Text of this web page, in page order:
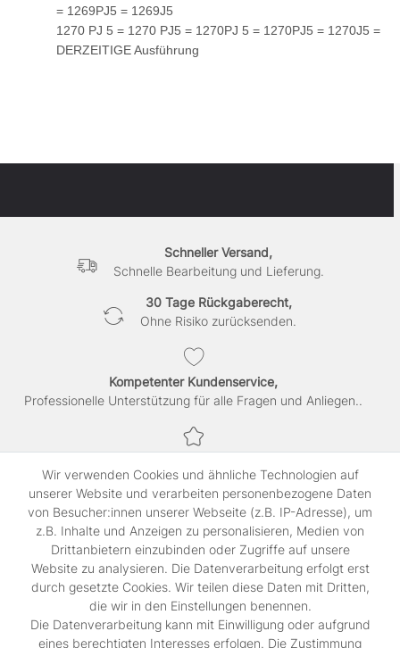
= 1269PJ5 = 1269J5
1270 PJ 5 = 1270 PJ5 = 1270PJ 5 = 1270PJ5 = 1270J5 =
DERZEITIGE Ausführung
Schneller Versand,
Schnelle Bearbeitung und Lieferung.
30 Tage Rückgaberecht,
Ohne Risiko zurücksenden.
Kompetenter Kundenservice,
Professionelle Unterstützung für alle Fragen und Anliegen..
SSL-verschlüsselte Abwicklung für maximale Sicherheit.
Shop
Kontakt
Rechtliches
Widerrufs­recht
Wir verwenden Cookies und ähnliche Technologien auf
unserer Website und verarbeiten personenbezogene Daten
von Besucher:innen unserer Webseite (z.B. IP-Adresse), um
z.B. Inhalte und Anzeigen zu personalisieren, Medien von
Drittanbietern einzubinden oder Zugriffe auf unsere
Website zu analysieren. Die Datenverarbeitung erfolgt erst
durch gesetzte Cookies. Wir teilen diese Daten mit Dritten,
die wir in den Einstellungen benennen.
Die Datenverarbeitung kann mit Einwilligung oder aufgrund
eines berechtigten Interesses erfolgen. Die Zustimmung